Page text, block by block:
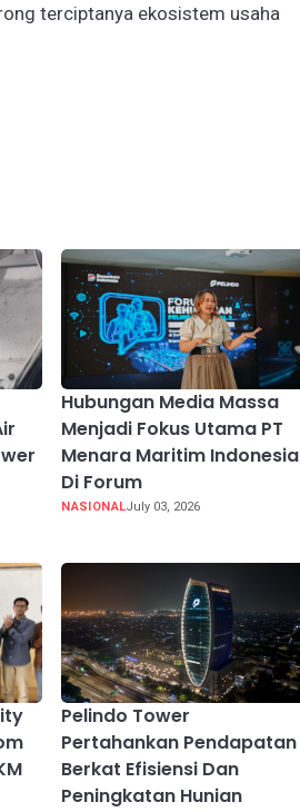
terciptanya ekosistem usaha
Hubungan Media Massa
Menjadi Fokus Utama PT
Menara Maritim Indonesia
Di Forum
NASIONALJuly 03, 2026
Pelindo Tower
Pertahankan Pendapatan
Berkat Efisiensi Dan
Peningkatan Hunian